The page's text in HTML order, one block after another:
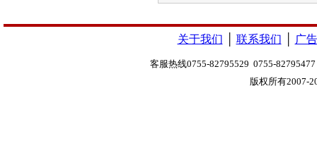
关于我们 联系我们 广
客服热线0755-82795529 0755-
版权所有2007-